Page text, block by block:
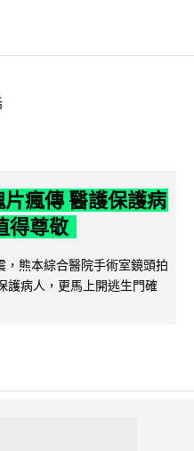
瘋傳 醫護保護病
得尊敬
熊本綜合醫院手術室鏡頭拍
護病人，更馬上開逃生門確